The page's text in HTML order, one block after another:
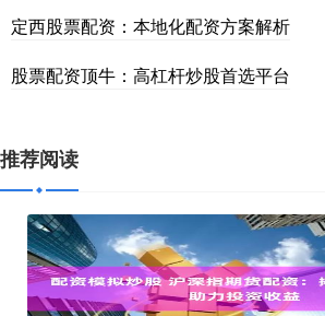
定西股票配资：本地化配资方案解析
股票配资顶牛：高杠杆炒股首选平台
推荐阅读